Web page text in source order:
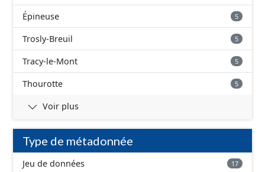
Épineuse 5
Trosly-Breuil 5
Tracy-le-Mont 5
Thourotte 5
Voir plus
Type de métadonnée
Jeu de données 17